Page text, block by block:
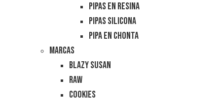
Pipas en Resina
Pipas Silicona
Pipa en Chonta
Marcas
Blazy Susan
RAW
Cookies